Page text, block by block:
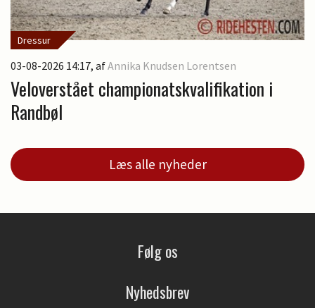
Dressur
03-08-2026 14:17, afAnnika Knudsen Lorentsen
Veloverstået championatskvalifikation i
Randbøl
Læs alle nyheder
Følg os
Nyhedsbrev